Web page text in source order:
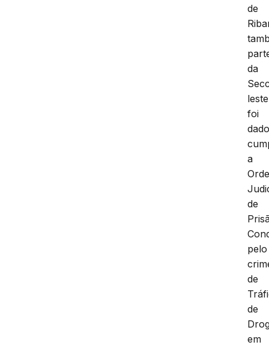
de
da
foi
a
de
pelo
de
de
em